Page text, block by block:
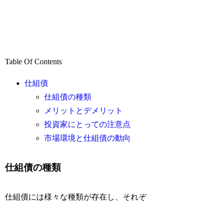
Table Of Contents
仕組債
仕組債の種類
メリットとデメリット
投資家にとっての注意点
市場環境と仕組債の動向
仕組債の種類
仕組債には様々な種類が存在し、それぞ